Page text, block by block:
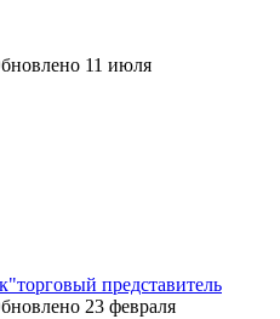
11 июля
представитель
23 февраля